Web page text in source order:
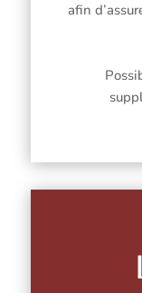
afin